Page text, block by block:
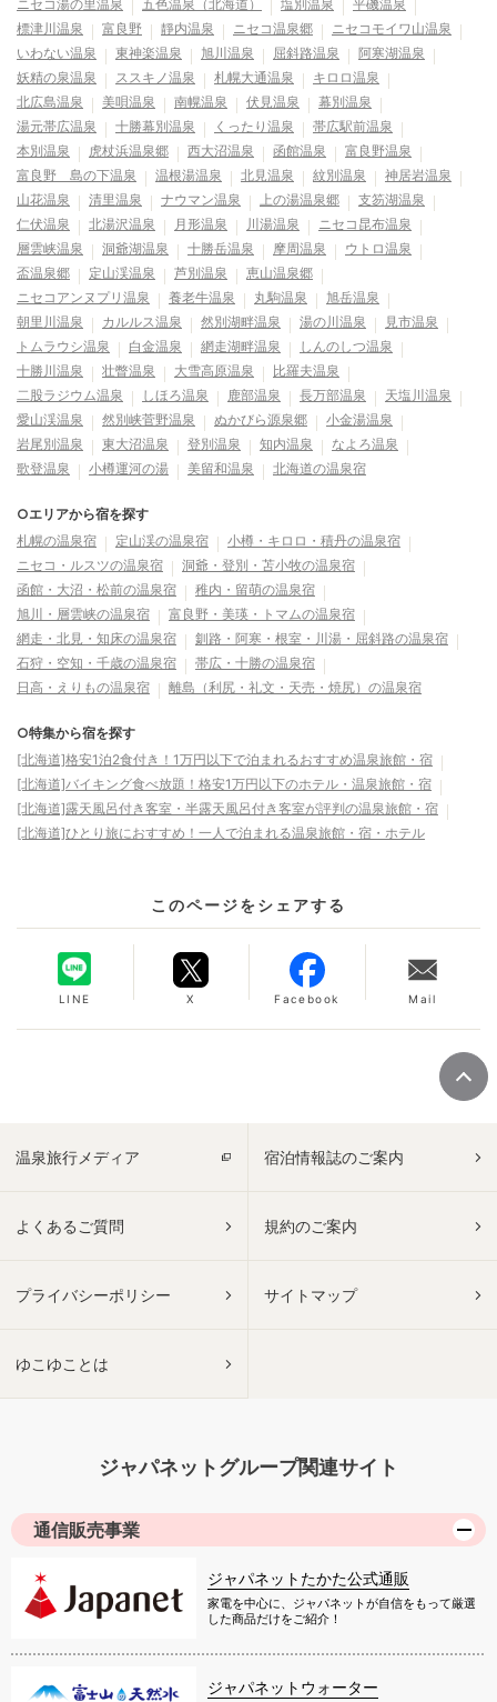
ニセコ湯の里温泉 五色温泉（北海道） 塩別温泉
平磯温泉
標津川温泉
富良野 靜内温泉 ニセコ温泉郷
ニセコモイワ山温泉
いわない温泉
東神楽温泉 旭川温泉 屈斜路温泉
阿寒湖温泉
妖精の泉温泉
ススキノ温泉 札幌大通温泉
キロロ温泉
北広島温泉
美唄温泉 南幌温泉 伏見温泉
幕別温泉
湯元帯広温泉
十勝幕別温泉 くったり温泉
帯広駅前温泉
本別温泉
虎杖浜温泉郷 西大沼温泉 函館温泉
富良野温泉
富良野 島の下温泉
温根湯温泉 北見温泉 紋別温泉
神居岩温泉
山花温泉
清里温泉 ナウマン温泉 上の湯温泉郷
支笏湖温泉
仁伏温泉
北湯沢温泉 月形温泉 川湯温泉
ニセコ昆布温泉
層雲峡温泉
洞爺湖温泉 十勝岳温泉 摩周温泉
ウトロ温泉
盃温泉郷
定山渓温泉 芦別温泉
恵山温泉郷
ニセコアンヌプリ温泉
養老牛温泉 丸駒温泉
旭岳温泉
朝里川温泉
カルルス温泉 然別湖畔温泉 湯の川温泉
見市温泉
トムラウシ温泉
白金温泉 網走湖畔温泉
しんのしつ温泉
十勝川温泉
壮瞥温泉 大雪高原温泉
比羅夫温泉
二股ラジウム温泉
しほろ温泉 鹿部温泉 長万部温泉
天塩川温泉
愛山渓温泉
然別峡菅野温泉 ぬかびら源泉郷
小金湯温泉
岩尾別温泉
東大沼温泉 登別温泉 知内温泉
なよろ温泉
歌登温泉
小樽運河の湯 美留和温泉 北海道の温泉宿
○エリアから宿を探す
札幌の温泉宿
定山渓の温泉宿
小樽・キロロ・積丹の温泉宿
ニセコ・ルスツの温泉宿
洞爺・登別・苫小牧の温泉宿
函館・大沼・松前の温泉宿
稚内・留萌の温泉宿
旭川・層雲峡の温泉宿
富良野・美瑛・トマムの温泉宿
網走・北見・知床の温泉宿
釧路・阿寒・根室・川湯・屈斜路の温泉宿
石狩・空知・千歳の温泉宿
帯広・十勝の温泉宿
日高・えりもの温泉宿
離島（利尻・礼文・天売・焼尻）の温泉宿
○特集から宿を探す
[北海道]格安1泊2食付き！1万円以下で泊まれるおすすめ温泉旅館・宿
[北海道]バイキング食べ放題！格安1万円以下のホテル・温泉旅館・宿
[北海道]露天風呂付き客室・半露天風呂付き客室が評判の温泉旅館・宿
[北海道]ひとり旅におすすめ！一人で泊まれる温泉旅館・宿・ホテル
このページをシェアする
LINE X Facebook Mail
温泉旅行メディア 宿泊情報誌のご案内
よくあるご質問 規約のご案内
プライバシーポリシー サイトマップ
ゆこゆことは
ジャパネットグループ関連サイト
通信販売事業
ジャパネットたかた公式通販
家電を中心に、ジャパネットが自信をもって厳選
した商品だけをご紹介！
ジャパネットウォーター